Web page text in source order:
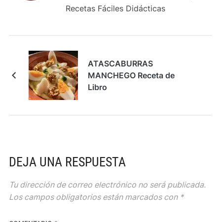
Recetas Fáciles Didácticas
ATASCABURRAS
MANCHEGO Receta de
Libro
DEJA UNA RESPUESTA
Tu dirección de correo electrónico no será publicada.
Los campos obligatorios están marcados con *